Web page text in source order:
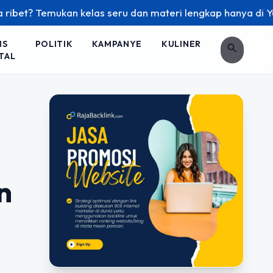
kelas seru dan materi lengkap hanya di
POLITIK KAMPANYE KULINER search